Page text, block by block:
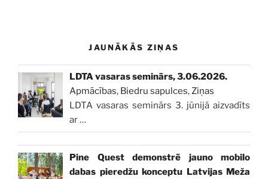
JAUNĀKĀS ZIŅAS
LDTA vasaras seminārs, 3.06.2026.
Apmācības, Biedru sapulces,Ziņas
LDTA vasaras seminārs 3. jūnijā aizvadīts
ar…
Pine Quest demonstrē jauno mobilo
dabas pieredžu konceptu Latvijas Meža